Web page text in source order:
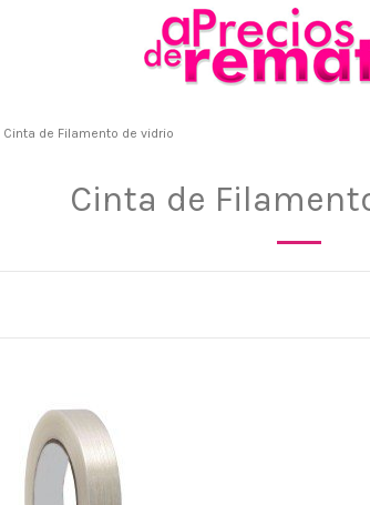
Cinta de Filamento de vidrio
Cinta de